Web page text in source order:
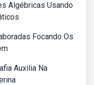
Algébricas Usando
Focando Os
Auxilia Na